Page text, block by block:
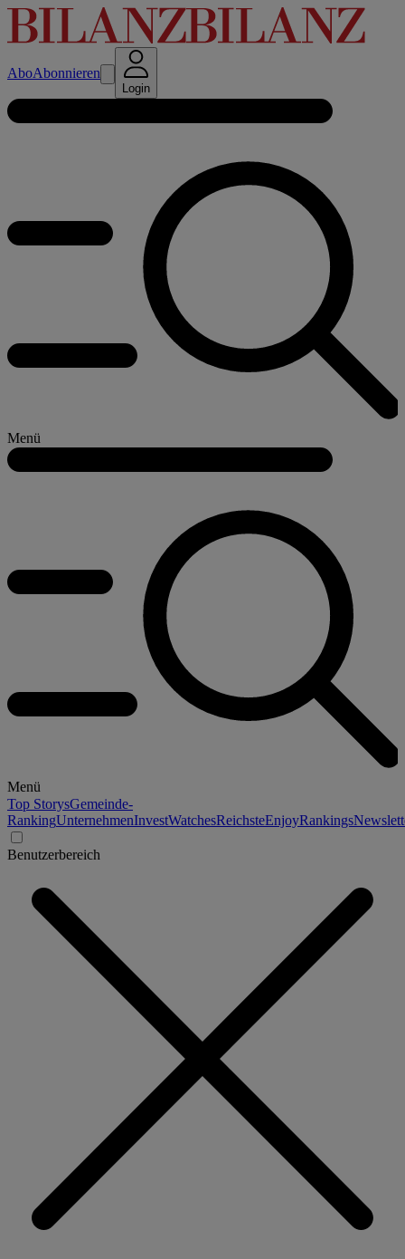
AboAbonnieren
Login
Menü
Menü
Top StorysGemeinde-
RankingUnternehmenInvestWatchesReichsteEnjoyRankings
Benutzerbereich